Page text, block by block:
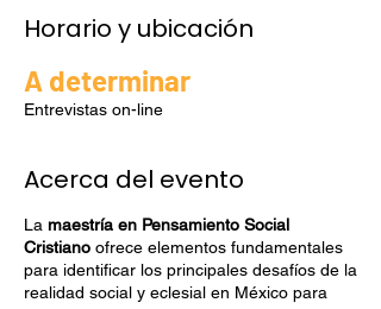
Horario y ubicación
A determinar
Entrevistas on-line
Acerca del evento
La maestría en Pensamiento Social
Cristiano ofrece elementos fundamentales
para identificar los principales desafíos de la
realidad social y eclesial en México para